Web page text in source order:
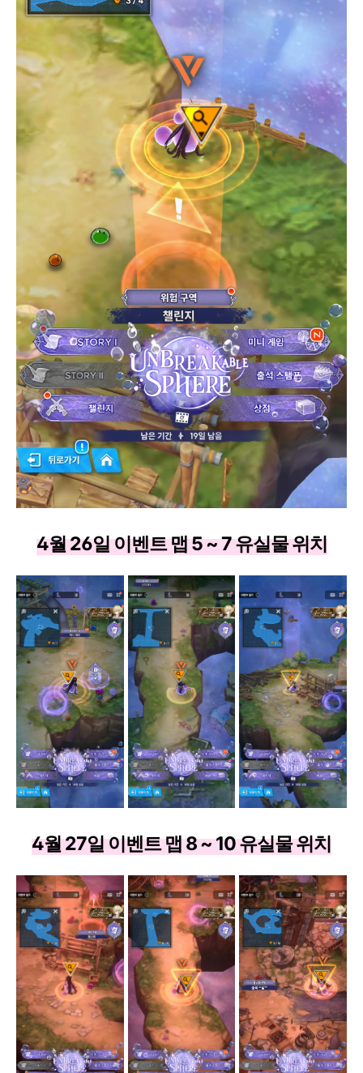
4월 26일 이벤트 맵 5 ~ 7 유실물 위치
4월 27일 이벤트 맵 8 ~ 10 유실물 위치